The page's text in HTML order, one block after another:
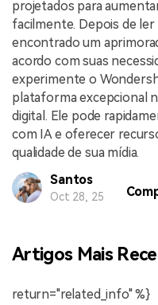
projetados para
facilmente. Depois de
encontrado um
acordo com suas
experimente o
plataforma excepcional
digital. Ele pode
com IA e oferecer
qualidade de sua mídia.
Santos
Oct 28, 25
Artigos Mais
return="related_info" %}